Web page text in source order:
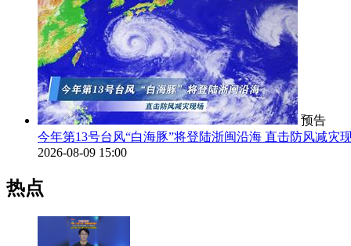
预告
今年第13号台风“白海豚”将登陆浙闽沿海 直击防风减灾
2026-08-09 15:00
热点